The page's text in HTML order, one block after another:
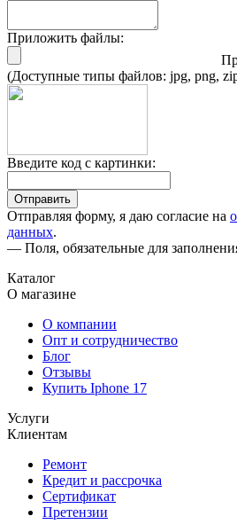
Приложить файлы:
(Доступные типы файлов: jpg, png,
Введите код с картинки:
Отправить
Отправляя форму, я даю согласие на
данных.
— Поля, обязательные для
Каталог
О магазине
О компании
Опт и сотрудничество
Блог
Отзывы
Купить Iphone 17
Услуги
Клиентам
Ремонт
Кредит и рассрочка
Сертификат
Претензии